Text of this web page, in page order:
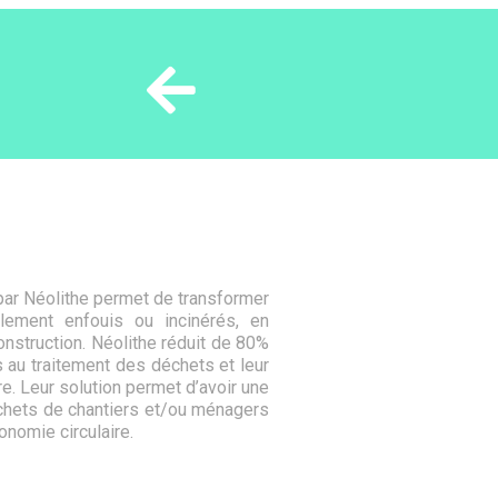
Néolithe permet de transformer
enfouis ou incinérés, en
Néolithe réduit de 80%
traitement des déchets et leur
Leur solution permet d’avoir une
de chantiers et/ou ménagers
circulaire.